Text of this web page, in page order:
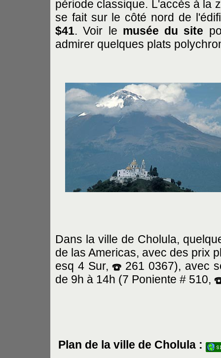
période classique. L'accès à la
se fait sur le côté nord de
$41. Voir le musée du site
admirer quelques plats
Dans la ville de Cholula,
de las Americas, avec des prix
esq 4 Sur,
261 0367), avec
de 9h à 14h (7 Poniente # 510,
Plan de la ville de Cholula :